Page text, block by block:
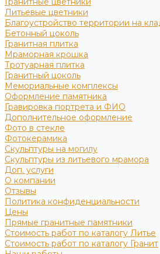
Литьевые цветники
Благоустройство территории на
Бетонный цоколь
Гранитная плитка
Мраморная крошка
Тротуарная плитка
Гранитный цоколь
Мемориальные комплексы
Оформление памятника
Гравировка портрета и ФИО
Дополнительное оформление
Фото в стекле
Фотокерамика
Скульптуры на могилу
Скульптуры из литьевого мрамора
Доп. услуги
О компании
Отзывы
Политика конфиденциальности
Цены
Прямые гранитные памятники
Стоимость работ по каталогу Литье
Стоимость работ по каталогу Гранит